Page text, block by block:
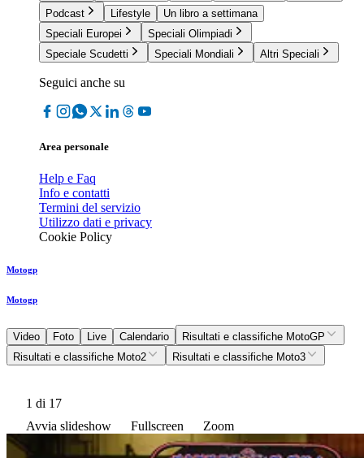
Podcast
Lifestyle
Un libro a settimana
Speciali Europei
Speciali Olimpiadi
Speciale Scudetti
Speciali Mondiali Altri Speciali
Seguici anche su
Area personale
Help e Faq
Info e contatti
Termini del servizio
Utilizzo dati e privacy
Cookie Policy
Motogp
Motogp
Video Foto Live Calendario
Risultati e classifiche MotoGP
Risultati e classifiche Moto2
Risultati e classifiche Moto3
1 di 17
Avvia slideshow
Fullscreen Zoom